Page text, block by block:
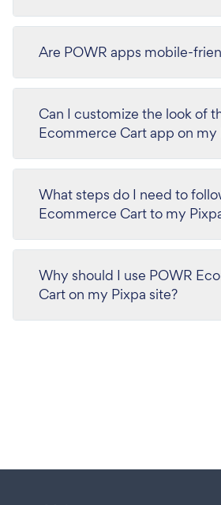
Are POWR apps mobile-
Can I customize the look of
Ecommerce Cart app on my
What steps do I need to
Ecommerce Cart to my
Why should I use POWR
Cart on my Pixpa site?